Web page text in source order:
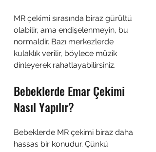
MR çekimi sırasında biraz gürültü
olabilir, ama endişelenmeyin, bu
normaldir. Bazı merkezlerde
kulaklık verilir, böylece müzik
dinleyerek rahatlayabilirsiniz.
Bebeklerde Emar Çekimi
Nasıl Yapılır?
Bebeklerde MR çekimi biraz daha
hassas bir konudur. Çünkü